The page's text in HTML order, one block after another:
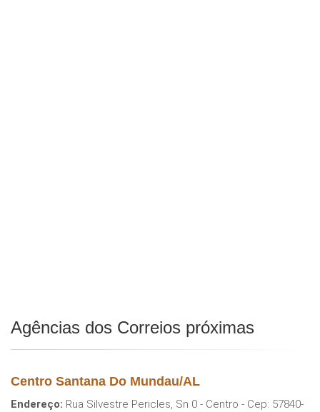
Agências dos Correios próximas
Centro Santana Do Mundau/AL
Endereço: Rua Silvestre Pericles, Sn 0 - Centro - Cep: 57840-